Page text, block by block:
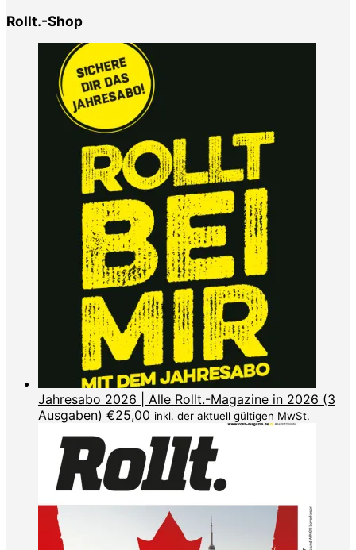
Rollt.-Shop
Jahresabo 2026 | Alle Rollt.-Magazine in 2026 (3
Ausgaben) €25,00 inkl. der aktuell gültigen MwSt.